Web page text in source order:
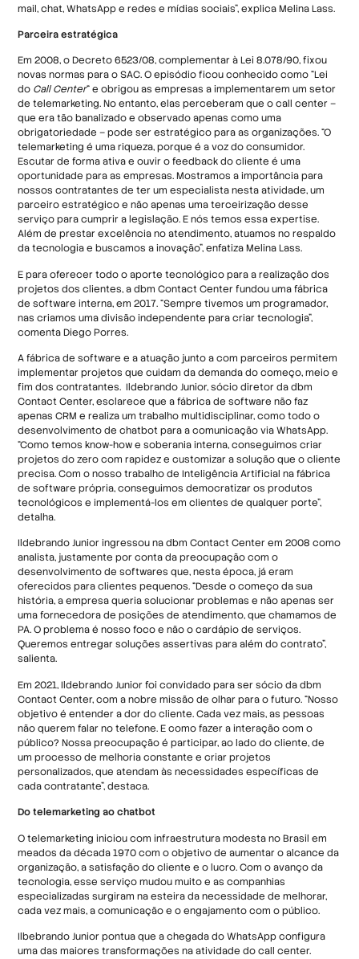
mail, chat, WhatsApp e redes e mídias sociais”, explica Melina Lass.
Parceira estratégica
Em 2008, o Decreto 6523/08, complementar à Lei 8.078/90, fixou
novas normas para o SAC. O episódio ficou conhecido como “Lei
do Call Center“ e obrigou as empresas a implementarem um setor
de telemarketing. No entanto, elas perceberam que o call center –
que era tão banalizado e observado apenas como uma
obrigatoriedade – pode ser estratégico para as organizações. “O
telemarketing é uma riqueza, porque é a voz do consumidor.
Escutar de forma ativa e ouvir o feedback do cliente é uma
oportunidade para as empresas. Mostramos a importância para
nossos contratantes de ter um especialista nesta atividade, um
parceiro estratégico e não apenas uma terceirização desse
serviço para cumprir a legislação. E nós temos essa expertise.
Além de prestar excelência no atendimento, atuamos no respaldo
da tecnologia e buscamos a inovação”, enfatiza Melina Lass.
E para oferecer todo o aporte tecnológico para a realização dos
projetos dos clientes, a dbm Contact Center fundou uma fábrica
de software interna, em 2017. “Sempre tivemos um programador,
nas criamos uma divisão independente para criar tecnologia”,
comenta Diego Porres.
A fábrica de software e a atuação junto a com parceiros permitem
implementar projetos que cuidam da demanda do começo, meio e
fim dos contratantes. Ildebrando Junior, sócio diretor da dbm
Contact Center, esclarece que a fábrica de software não faz
apenas CRM e realiza um trabalho multidisciplinar, como todo o
desenvolvimento de chatbot para a comunicação via WhatsApp.
“Como temos know-how e soberania interna, conseguimos criar
projetos do zero com rapidez e customizar a solução que o cliente
precisa. Com o nosso trabalho de Inteligência Artificial na fábrica
de software própria, conseguimos democratizar os produtos
tecnológicos e implementá-los em clientes de qualquer porte”,
detalha.
Ildebrando Junior ingressou na dbm Contact Center em 2008 como
analista, justamente por conta da preocupação com o
desenvolvimento de softwares que, nesta época, já eram
oferecidos para clientes pequenos. “Desde o começo da sua
história, a empresa queria solucionar problemas e não apenas ser
uma fornecedora de posições de atendimento, que chamamos de
PA. O problema é nosso foco e não o cardápio de serviços.
Queremos entregar soluções assertivas para além do contrato”,
salienta.
Em 2021, Ildebrando Junior foi convidado para ser sócio da dbm
Contact Center, com a nobre missão de olhar para o futuro. “Nosso
objetivo é entender a dor do cliente. Cada vez mais, as pessoas
não querem falar no telefone. E como fazer a interação com o
público? Nossa preocupação é participar, ao lado do cliente, de
um processo de melhoria constante e criar projetos
personalizados, que atendam às necessidades específicas de
cada contratante”, destaca.
Do telemarketing ao chatbot
O telemarketing iniciou com infraestrutura modesta no Brasil em
meados da década 1970 com o objetivo de aumentar o alcance da
organização, a satisfação do cliente e o lucro. Com o avanço da
tecnologia, esse serviço mudou muito e as companhias
especializadas surgiram na esteira da necessidade de melhorar,
cada vez mais, a comunicação e o engajamento com o público.
Ilbebrando Junior pontua que a chegada do WhatsApp configura
uma das maiores transformações na atividade do call center.